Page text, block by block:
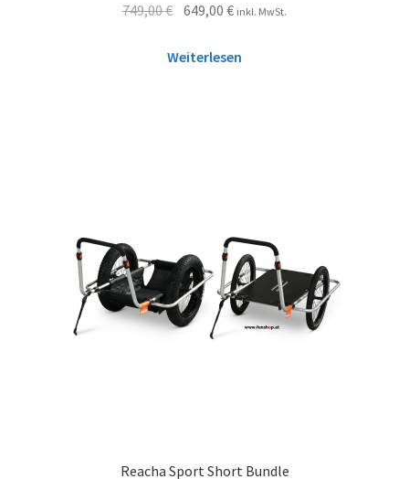
749,00€ 649,00€ inkl. MwSt.
Weiterlesen
Reacha Sport Short Bundle